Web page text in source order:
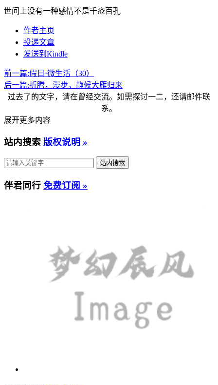
世间上没有一种感情不是千疮百孔
作者主页
投递文章
发送到Kindle
前一篇:假日·微生活（30）
后一篇:折腾，漫步，静候大雁归来
过去了的文字，请在曾经交流。如需探讨一二，还请邮件联
系。
展开更多内容
站内搜索 版权说明 »
伴君同行 免费订阅 »